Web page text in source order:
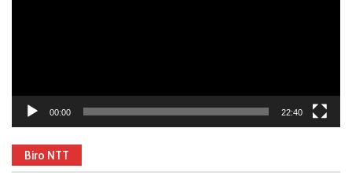
00:00 22:40
Biro NTT